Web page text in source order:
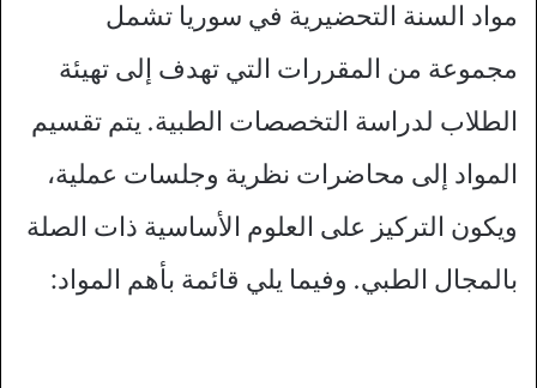
مواد السنة التحضيرية في سوريا تشمل
مجموعة من المقررات التي تهدف إلى تهيئة
الطلاب لدراسة التخصصات الطبية. يتم تقسيم
المواد إلى محاضرات نظرية وجلسات عملية،
ويكون التركيز على العلوم الأساسية ذات الصلة
بالمجال الطبي. وفيما يلي قائمة بأهم المواد: